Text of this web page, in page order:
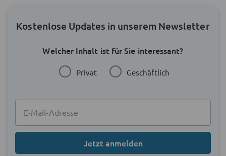
Kostenlose Updates in unserem Newsletter
Welcher Inhalt ist für Sie interessant?
Privat Geschäftlich
Jetzt anmelden